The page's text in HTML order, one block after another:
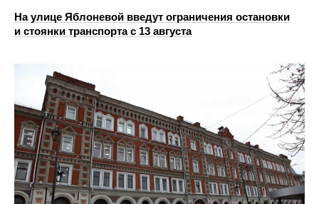
На улице Яблоневой введут ограничения остановки
и стоянки транспорта с 13 августа